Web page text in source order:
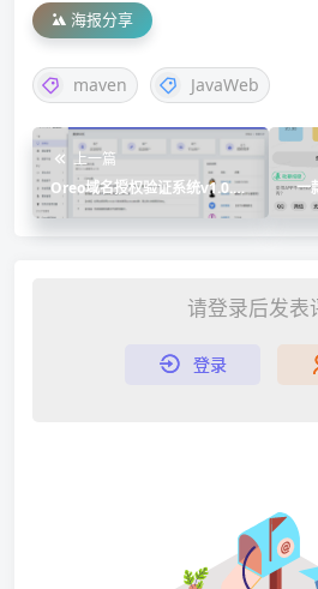
海报分享
maven JavaWeb
上一篇
Oreo域名授权验证系统v1.0.6
开源版本网站源码
一
请登录后发表
登录